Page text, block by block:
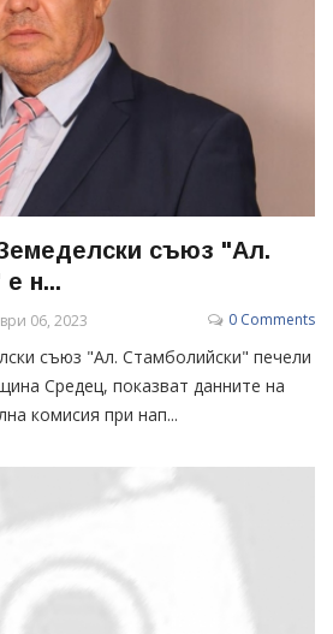
съюз "Ал.
н...
06, 2023 0 Comments
съюз "Ал. Стамболийски" печели
Средец, показват данните на
комисия при нап...